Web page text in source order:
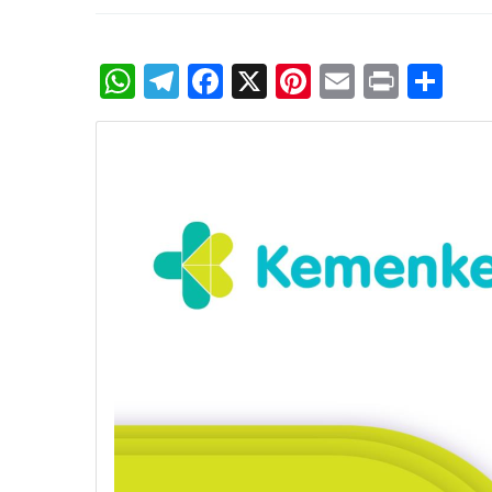
WhatsApp
Telegram
Facebook
X Pinterest
Email
Print